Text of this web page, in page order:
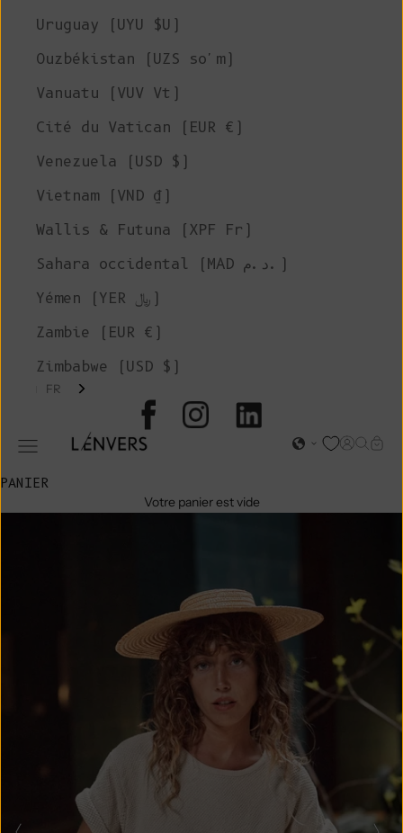
L'ENVERS
Ouvrir le menu de navigation Page
Uruguay (UYU $U)
Ouzbékistan (UZS so'm)
Vanuatu (VUV Vt)
Cité du Vatican (EUR €)
Venezuela (USD $)
Vietnam (VND ₫)
Wallis & Futuna (XPF Fr)
Sahara occidental (MAD د.م.)
Yémen (YER ﷼)
Zambie (EUR €)
Zimbabwe (USD $)
FR
PANIER
Votre panier est vide